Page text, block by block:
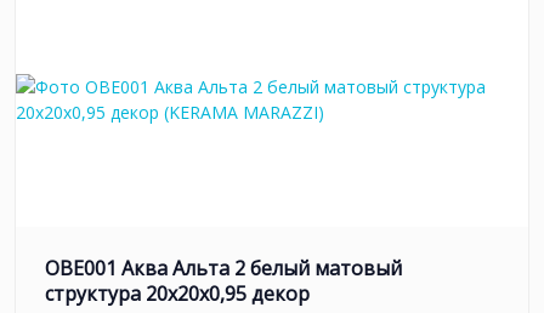
OBE001 Аква Альта 2 белый матовый
структура 20x20x0,95 декор